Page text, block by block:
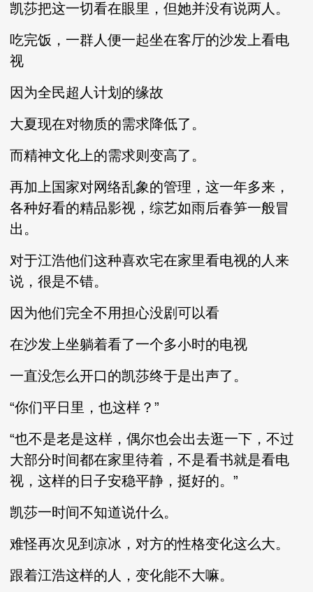
凯莎把这一切看在眼里，但她并没有说两人。
吃完饭，一群人便一起坐在客厅的沙发上看电
视
因为全民超人计划的缘故
大夏现在对物质的需求降低了。
而精神文化上的需求则变高了。
再加上国家对网络乱象的管理，这一年多来，
各种好看的精品影视，综艺如雨后春笋一般冒
出。
对于江浩他们这种喜欢宅在家里看电视的人来
说，很是不错。
因为他们完全不用担心没剧可以看
在沙发上坐躺着看了一个多小时的电视
一直没怎么开口的凯莎终于是出声了。
“你们平日里，也这样？”
“也不是老是这样，偶尔也会出去逛一下，不过
大部分时间都在家里待着，不是看书就是看电
视，这样的日子安稳平静，挺好的。”
凯莎一时间不知道说什么。
难怪再次见到凉冰，对方的性格变化这么大。
跟着江浩这样的人，变化能不大嘛。